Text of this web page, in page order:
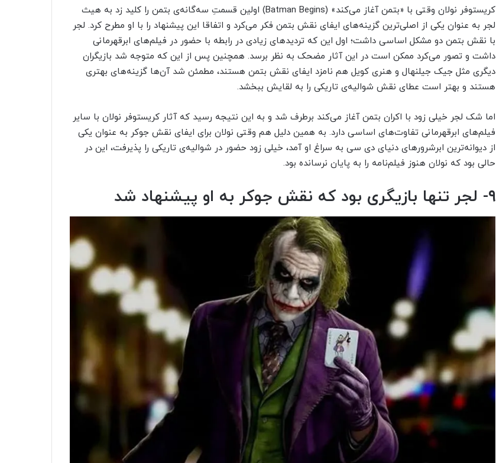
کریستوفر نولان وقتی با «بتمن آغاز می‌کند» (Batman Begins) اولین قسمتِ سه‌گانه‌ی بتمن را کلید زد به هیث
لجر به عنوان یکی از اصلی‌ترین گزینه‌های ایفای نقش بتمن فکر می‌کرد و اتفاقا این پیشنهاد را با او مطرح کرد. لجر
با نقش بتمن دو مشکل اساسی داشت؛ اول این که تردیدهای زیادی در رابطه با حضور در فیلم‌های ابرقهرمانی
داشت و تصور می‌کرد ممکن است در این آثار مضحک به نظر برسد. همچنین پس از این که متوجه شد بازیگران
دیگری مثل جیک جیلنهال و هنری کویل هم نامزد ایفای نقش بتمن هستند، مطمئن شد آن‌ها گزینه‌های بهتری
هستند و بهتر است عطای نقش شوالیه‌ی تاریکی را به لقایش ببخشد.
اما شک لجر خیلی زود با اکران بتمن آغاز می‌کند برطرف شد و به این نتیجه رسید که آثار کریستوفر نولان با سایر
فیلم‌های ابرقهرمانی تفاوت‌های اساسی دارد. به همین دلیل هم وقتی نولان برای ایفای نقش جوکر به عنوان یکی
از دیوانه‌ترین ابرشرورهای دنیای دی سی به سراغ او آمد، خیلی زود حضور در شوالیه‌ی تاریکی را پذیرفت، این در
حالی بود که نولان هنوز فیلم‌نامه را به پایان نرسانده بود.
۹- لجر تنها بازیگری بود که نقش جوکر به او پیشنهاد شد